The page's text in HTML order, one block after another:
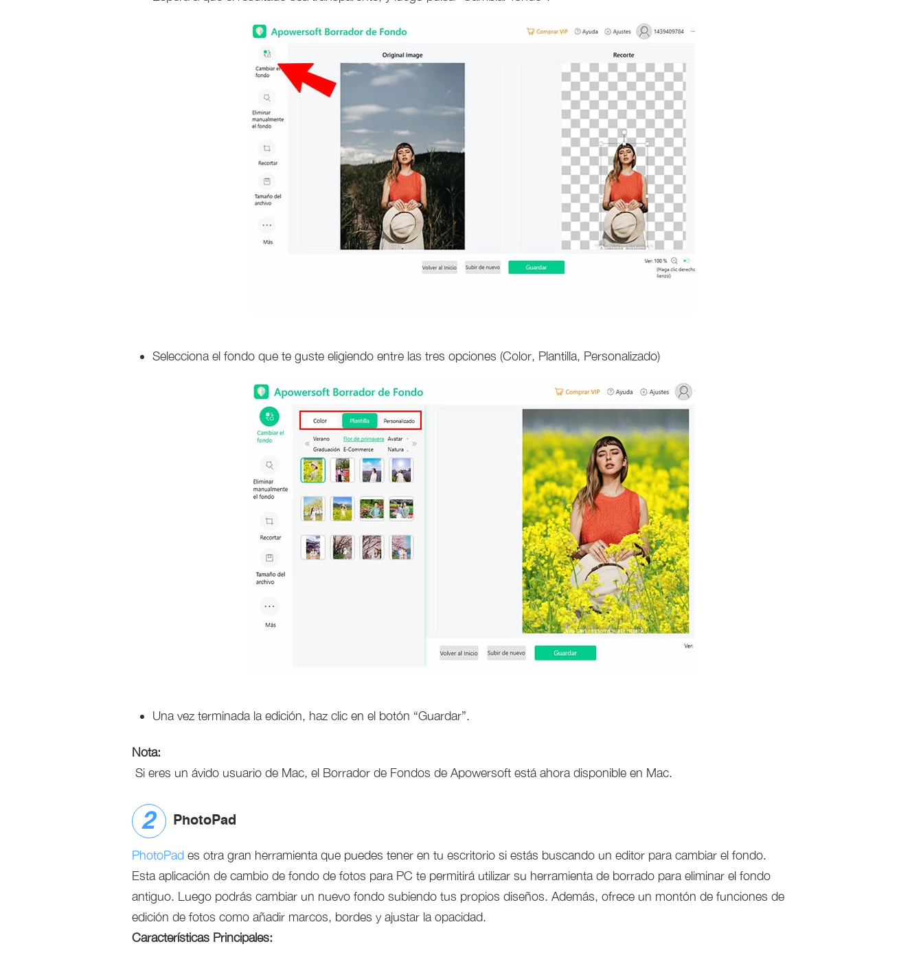
Selecciona el fondo que te guste eligiendo entre las tres opciones (Color, Plantilla, Personalizado)
Una vez terminada la edición, haz clic en el botón “Guardar”.
Nota:
Si eres un ávido usuario de Mac, el Borrador de Fondos de Apowersoft está ahora disponible en Mac.
PhotoPad
PhotoPad es otra gran herramienta que puedes tener en tu escritorio si estás buscando un editor para cambiar el fondo.
Esta aplicación de cambio de fondo de fotos para PC te permitirá utilizar su herramienta de borrado para eliminar el fondo
antiguo. Luego podrás cambiar un nuevo fondo subiendo tus propios diseños. Además, ofrece un montón de funciones de
edición de fotos como añadir marcos, bordes y ajustar la opacidad.
Características Principales: